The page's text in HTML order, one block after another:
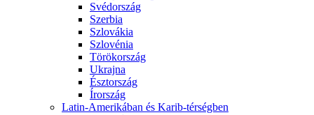
Svédország
Szerbia
Szlovákia
Szlovénia
Törökország
Ukrajna
Észtország
Írország
Latin-Amerikában és Karib-térségben